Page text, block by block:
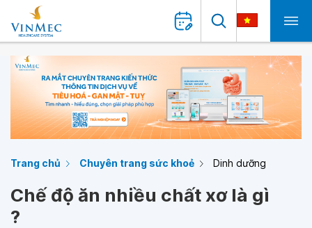
Trang chủ Chuyên trang sức khoẻ Dinh dưỡng
Chế độ ăn nhiều chất xơ là gì
?